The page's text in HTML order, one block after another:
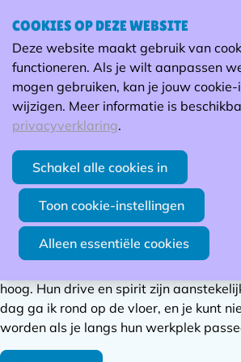
Ze presteren op hoog
Luc Jongbloet - CEO van Depro
De maatwerkers van 't Veer zijn
verder.
Het duurt bij hen soms iets langer
werk onder de knie hebben maar
voeren ze het perfect uit. Ze zijn een
reguliere werknemers. Ze presteren op
hoog. Hun drive en spirit zijn
dag ga ik rond op de vloer, en je kunt
worden als je langs hun werkplek
COOKIES OP DEZE WEBSITE
Deze website maakt gebruik van
functioneren. Als je wilt aanpassen
mogen gebruiken, kan je jouw
wijzigen. Meer informatie is
privacyverklaring.
Schakel alle cookies in
Toon cookie-instellingen
Alleen essentiële cookies